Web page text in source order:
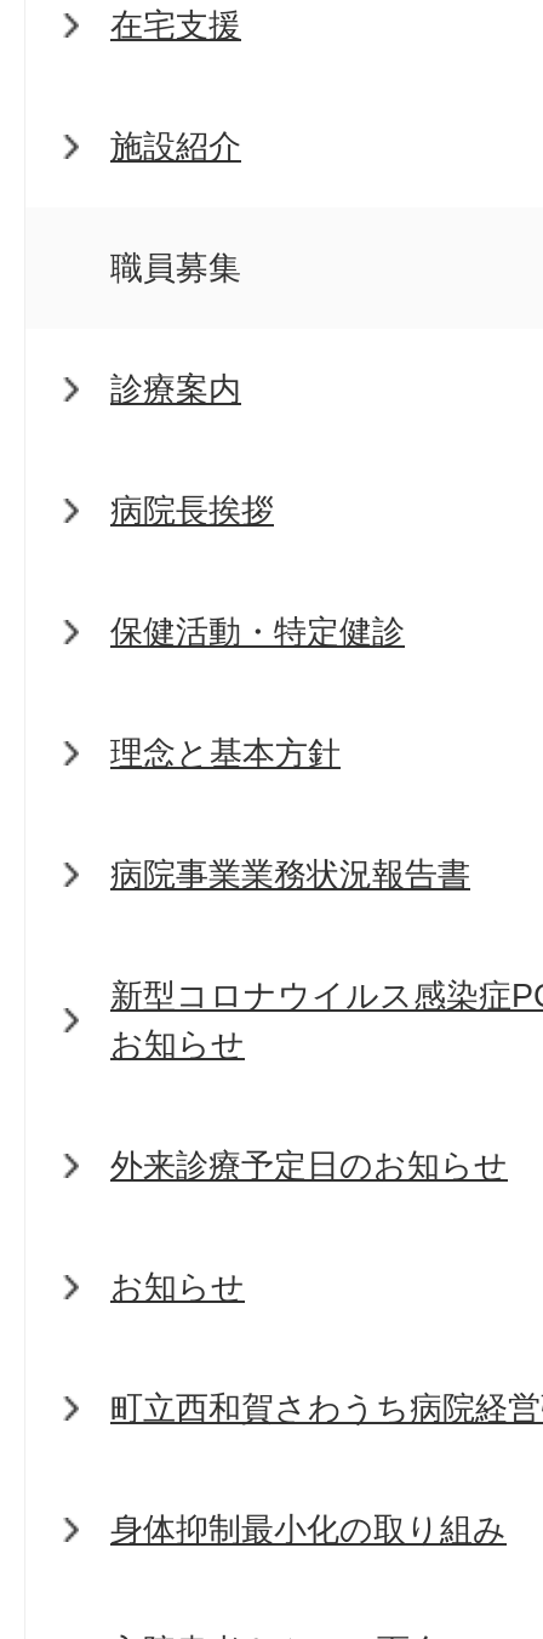
在宅支援
施設紹介
職員募集
診療案内
病院長挨拶
保健活動・特定健診
理念と基本方針
病院事業業務状況報告書
新型コロナウイルス感染症
お知らせ
外来診療予定日のお知らせ
お知らせ
町立西和賀さわうち病院経
身体抑制最小化の取り組み